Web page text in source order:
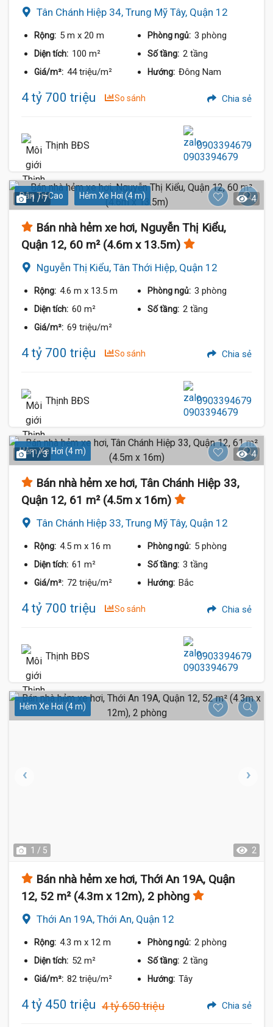
Tân Chánh Hiệp 34, Trung Mỹ Tây, Quận 12
Rộng: 5 m x 20 m Phòng ngủ: 3 phòng
Diện tích: 100 m² Số tầng: 2 tầng
Giá/m²: 44 triệu/m² Hướng: Đông Nam
4 tỷ 700 triệu So sánh Chia sẻ
Thịnh BĐS 0903394679
Dân Trí Cao Hẻm Xe Hơi (4 m)
1 / 7 4
Bán nhà hẻm xe hơi, Nguyễn Thị Kiểu,
Quận 12, 60 m² (4.6m x 13.5m)
Nguyễn Thị Kiểu, Tân Thới Hiệp, Quận 12
Rộng: 4.6 m x 13.5 m Phòng ngủ: 3 phòng
Diện tích: 60 m² Số tầng: 2 tầng
Giá/m²: 69 triệu/m²
4 tỷ 700 triệu So sánh Chia sẻ
Thịnh BĐS 0903394679
Hẻm Xe Hơi (4 m)
1 / 3 4
Bán nhà hẻm xe hơi, Tân Chánh Hiệp 33,
Quận 12, 61 m² (4.5m x 16m)
Tân Chánh Hiệp 33, Trung Mỹ Tây, Quận 12
Rộng: 4.5 m x 16 m Phòng ngủ: 5 phòng
Diện tích: 61 m² Số tầng: 3 tầng
Giá/m²: 72 triệu/m² Hướng: Bắc
4 tỷ 700 triệu So sánh Chia sẻ
Thịnh BĐS 0903394679
Hẻm Xe Hơi (4 m)
1 / 5 2
Bán nhà hẻm xe hơi, Thới An 19A, Quận
12, 52 m² (4.3m x 12m), 2 phòng
Thới An 19A, Thới An, Quận 12
Rộng: 4.3 m x 12 m Phòng ngủ: 2 phòng
Diện tích: 52 m² Số tầng: 2 tầng
Giá/m²: 82 triệu/m² Hướng: Tây
4 tỷ 450 triệu 4 tỷ 650 triệu Chia sẻ